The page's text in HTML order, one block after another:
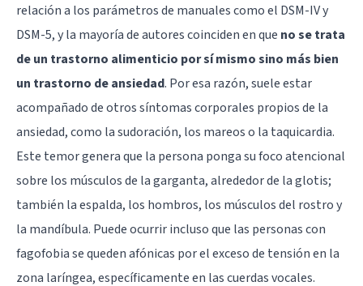
relación a los parámetros de manuales como el DSM-IV y
DSM-5, y la mayoría de autores coinciden en que no se trata
de un trastorno alimenticio por sí mismo sino más bien
un trastorno de ansiedad. Por esa razón, suele estar
acompañado de otros síntomas corporales propios de la
ansiedad, como la sudoración, los mareos o la taquicardia.
Este temor genera que la persona ponga su foco atencional
sobre los músculos de la garganta, alrededor de la glotis;
también la espalda, los hombros, los músculos del rostro y
la mandíbula. Puede ocurrir incluso que las personas con
fagofobia se queden afónicas por el exceso de tensión en la
zona laríngea, específicamente en las cuerdas vocales.